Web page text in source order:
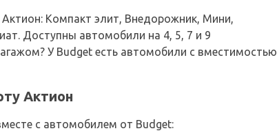
Компакт элит, Внедорожник, Мини,
Доступны автомобили на 4, 5, 7 и 9
У Budget есть автомобили с вместимостью
Актион
с автомобилем от Budget: